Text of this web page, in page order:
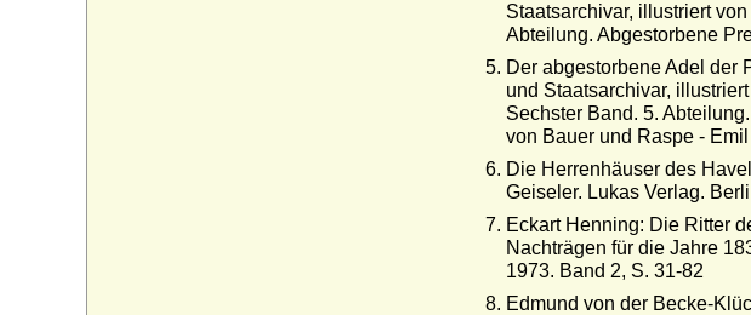
Staatsarchivar, illustriert
Abteilung. Abgestorbene
Der abgestorbene Adel der
und Staatsarchivar,
Sechster Band. 5.
von Bauer und Raspe -
Die Herrenhäuser des
Geiseler. Lukas Verlag.
Eckart Henning: Die Ritter
Nachträgen für die Jahre
1973. Band 2, S. 31-82
Edmund von der Becke-